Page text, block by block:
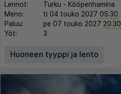
Lennot: Turku - Kööpenhamina
Meno:
ti 04 touko 2027 05:30
Paluu:
pe 07 touko 2027 20:30
Yöt:
3
Huoneen tyyppi ja lento